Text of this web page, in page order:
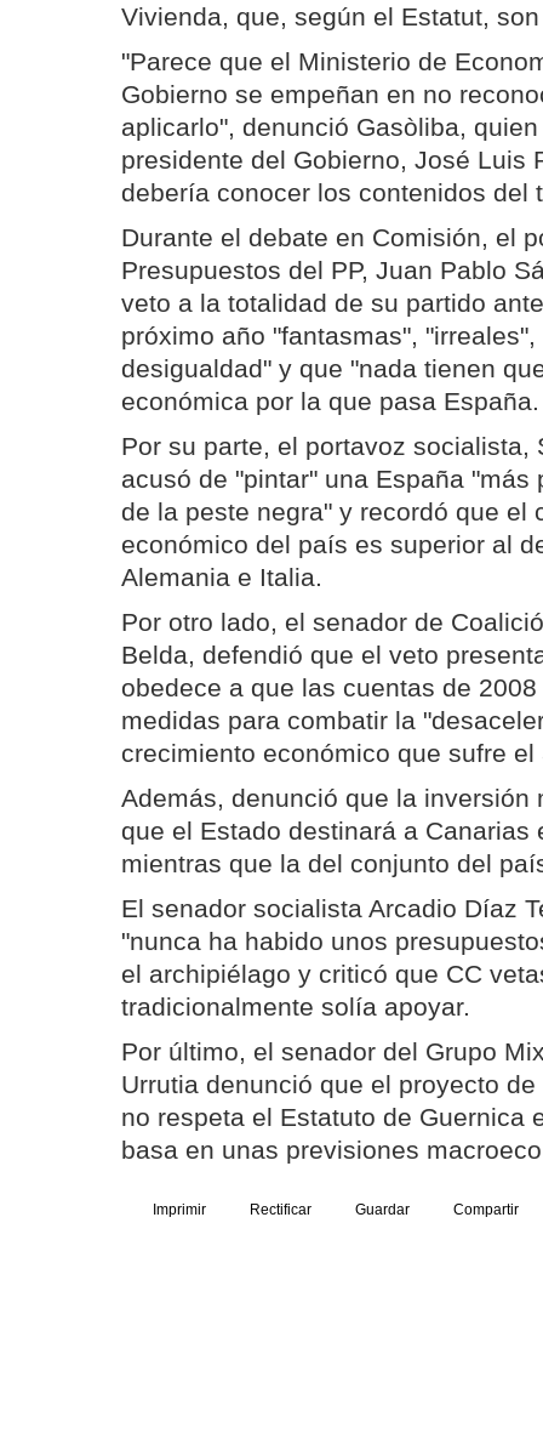
Vivienda, que, según el Estatut,
"Parece que el Ministerio de
Gobierno se empeñan en no
aplicarlo", denunció Gasòliba,
presidente del Gobierno, José Luis
debería conocer los contenidos del
Durante el debate en Comisión, el
Presupuestos del PP, Juan Pablo
veto a la totalidad de su partido
próximo año "fantasmas",
desigualdad" y que "nada tienen
económica por la que pasa España.
Por su parte, el portavoz socialista,
acusó de "pintar" una España "más
de la peste negra" y recordó que el
económico del país es superior al
Alemania e Italia.
Por otro lado, el senador de
Belda, defendió que el veto
obedece a que las cuentas de
medidas para combatir la
crecimiento económico que sufre
Además, denunció que la inversión
que el Estado destinará a Canarias
mientras que la del conjunto del
El senador socialista Arcadio Díaz
"nunca ha habido unos
el archipiélago y criticó que CC
tradicionalmente solía apoyar.
Por último, el senador del Grupo
Urrutia denunció que el proyecto
no respeta el Estatuto de Guernica
basa en unas previsiones
Imprimir Rectificar Guardar Compartir